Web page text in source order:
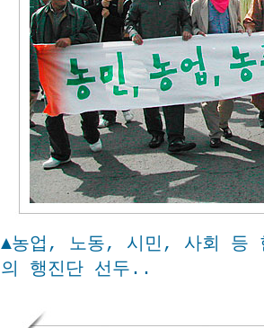
▲농업, 노동, 시민, 사회 등
의 행진단 선두..